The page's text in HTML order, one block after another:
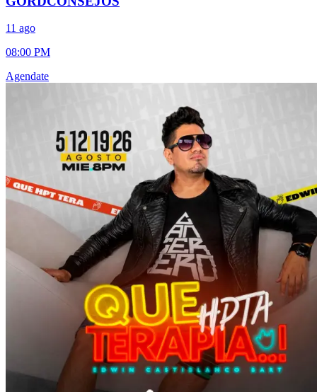
11 ago
08:00 PM
Agendate